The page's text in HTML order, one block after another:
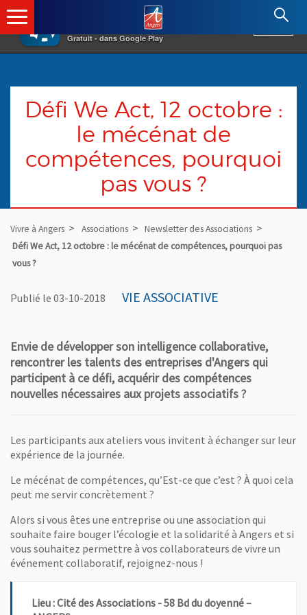
×
Gratuit - dans Google Play
Angers.fr : Retour à l'accueil
Défi We Act, 12 octobre :
le mécénat de
compétences, pourquoi
pas vous ?
Vivre à Angers Associations
Newsletter des Associations
Défi We Act, 12 octobre : le mécénat de compétences, pourquoi pas
vous ?
Publié le 03-10-2018 VIE ASSOCIATIVE
Envie de développer son intelligence collaborative,
rencontrer les talents des entreprises d'Angers qui
participent à ce défi, acquérir des compétences
nouvelles nécessaires aux projets associatifs ?
Les participants aux ateliers vous invitent à échanger sur leur
expérience de la journée.
Le mécénat de compétences, qu’Est-ce que c’est ? À quoi cela
peut me servir concrètement ?
Alors si vous êtes une entreprise ou une association qui
souhaite faire bouger l’écologie et la solidarité à Angers et si
vous souhaitez permettre à vos collaborateurs de vivre un
événement collaboratif, rejoignez-nous !
Lieu : Cité des Associations - 58 Bd du doyenné –